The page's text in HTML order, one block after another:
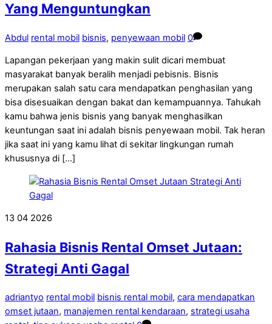
Yang Menguntungkan
Abdul rental mobil bisnis, penyewaan mobil 0
Lapangan pekerjaan yang makin sulit dicari membuat
masyarakat banyak beralih menjadi pebisnis. Bisnis
merupakan salah satu cara mendapatkan penghasilan yang
bisa disesuaikan dengan bakat dan kemampuannya. Tahukah
kamu bahwa jenis bisnis yang banyak menghasilkan
keuntungan saat ini adalah bisnis penyewaan mobil. Tak heran
jika saat ini yang kamu lihat di sekitar lingkungan rumah
khususnya di […]
13 04 2026
Rahasia Bisnis Rental Omset Jutaan:
Strategi Anti Gagal
adriantyo rental mobil bisnis rental mobil, cara mendapatkan
omset jutaan, manajemen rental kendaraan, strategi usaha